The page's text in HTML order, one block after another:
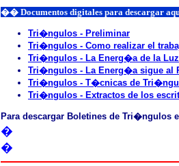
�� Documentos digitales para
Tri�ngulos - Preliminar
Tri�ngulos - Como realizar el
Tri�ngulos - La Energ�a de la Luz
Tri�ngulos - La Energ�a sigue al
Tri�ngulos - T�cnicas de
Tri�ngulos - Extractos de los
Para descargar Boletines de
�
�